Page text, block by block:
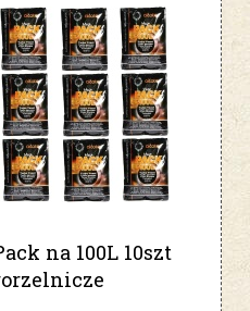
na 100L 10szt